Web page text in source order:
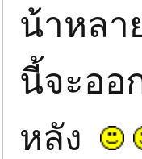
น้าหลา
นี้จะออ
หลัง